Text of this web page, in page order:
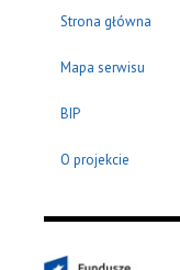
Strona główna
Mapa serwisu
BIP
O projekcie